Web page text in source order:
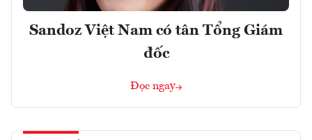
Sandoz Việt Nam có tân Tổng Giám
đốc
Đọc ngay